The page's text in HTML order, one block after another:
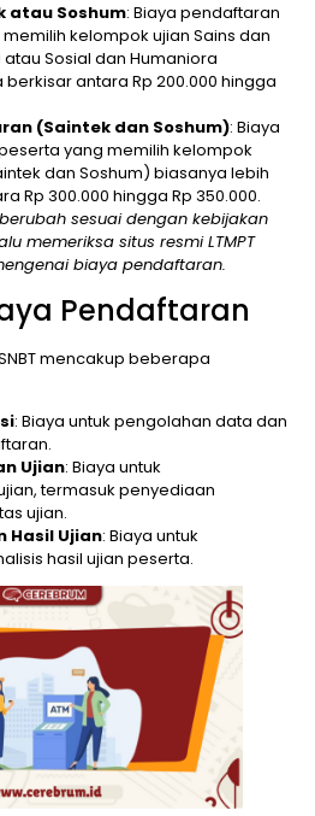
atau Soshum: Biaya pendaftaran
kelompok ujian Sains dan
Sosial dan Humaniora
antara Rp 200.000 hingga
(Saintek dan Soshum): Biaya
yang memilih kelompok
dan Soshum) biasanya lebih
Rp 300.000 hingga Rp 350.000.
sesuai dengan kebijakan
memeriksa situs resmi LTMPT
biaya pendaftaran.
Pendaftaran
mencakup beberapa
: Biaya untuk pengolahan data dan
Ujian: Biaya untuk
termasuk penyediaan
ujian.
Hasil Ujian: Biaya untuk
hasil ujian peserta.